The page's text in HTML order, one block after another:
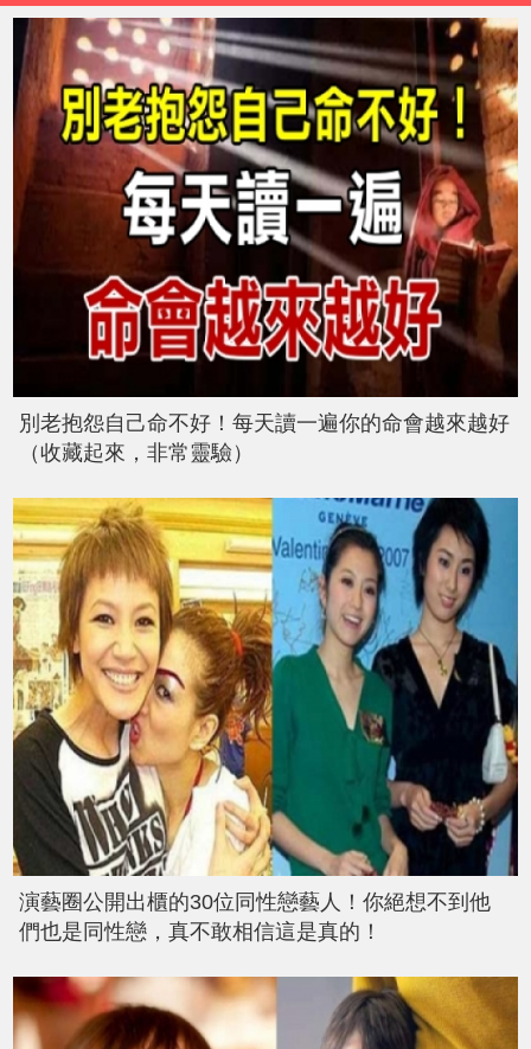
別老抱怨自己命不好！每天讀一遍你的命會越來越好
（收藏起來，非常靈驗）
演藝圈公開出櫃的30位同性戀藝人！你絕想不到他
們也是同性戀，真不敢相信這是真的！